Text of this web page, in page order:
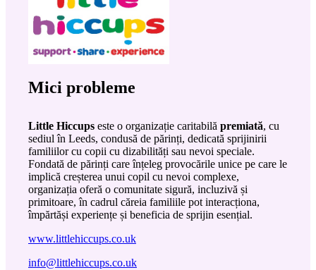
Mici probleme
Little Hiccups este o organizație caritabilă premiată, cu
sediul în Leeds, condusă de părinți, dedicată sprijinirii
familiilor cu copii cu dizabilități sau nevoi speciale.
Fondată de părinți care înțeleg provocările unice pe care le
implică creșterea unui copil cu nevoi complexe,
organizația oferă o comunitate sigură, incluzivă și
primitoare, în cadrul căreia familiile pot interacționa,
împărtăși experiențe și beneficia de sprijin esențial.
www.littlehiccups.co.uk
info@littlehiccups.co.uk